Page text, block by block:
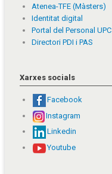
Atenea-TFE (Màsters)
Identitat digital
Portal del Personal UPC
Directori PDI i PAS
Xarxes socials
Facebook
Instagram
Linkedin
Youtube